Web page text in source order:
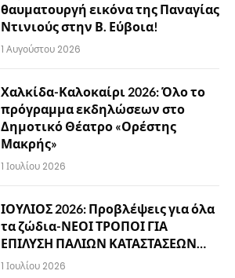
θαυματουργή εικόνα της Παναγίας
Ντινιούς στην Β. Εύβοια!
1 Αυγούστου 2026
Χαλκίδα-Καλοκαίρι 2026: Όλο το
πρόγραμμα εκδηλώσεων στο
Δημοτικό Θέατρο «Ορέστης
Μακρής»
1 Ιουλίου 2026
ΙΟΥΛΙΟΣ 2026: Προβλέψεις για όλα
τα ζώδια-ΝΕΟΙ ΤΡΟΠΟΙ ΓΙΑ
ΕΠΙΛΥΣΗ ΠΑΛΙΩΝ ΚΑΤΑΣΤΑΣΕΩΝ…
1 Ιουλίου 2026